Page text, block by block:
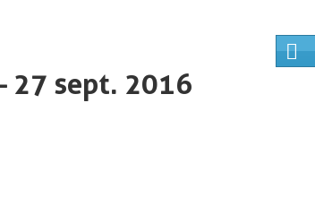
27 sept. 2016